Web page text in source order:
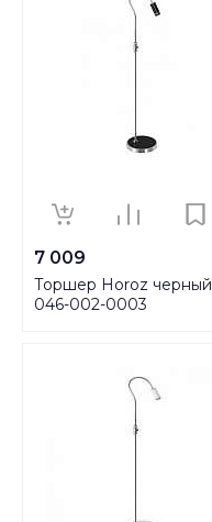
7 009
Торшер Horoz черный
046-002-0003